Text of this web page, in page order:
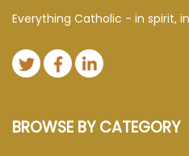
Everything Catholic - in spirit,
BROWSE BY CATEGORY